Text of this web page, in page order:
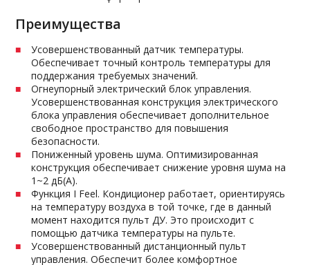
Преимущества
Усовершенствованный датчик температуры.
Обеспечивает точный контроль температуры для
поддержания требуемых значений.
Огнеупорный электрический блок управления.
Усовершенствованная конструкция электрического
блока управления обеспечивает дополнительное
свободное пространство для повышения
безопасности.
Пониженный уровень шума. Оптимизированная
конструкция обеспечивает снижение уровня шума на
1~2 дБ(A).
Функция I Feel. Кондиционер работает, ориентируясь
на температуру воздуха в той точке, где в данный
момент находится пульт ДУ. Это происходит с
помощью датчика температуры на пульте.
Усовершенствованный дистанционный пульт
управления. Обеспечит более комфортное